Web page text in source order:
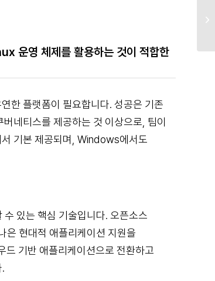
운영 체제를 활용하는 것이 적합한
한 플랫폼이 필요합니다. 성공은 기존
네티스를 제공하는 것 이상으로, 팀이
기본 제공되며, Windows에서도
있는 핵심 기술입니다. 오픈소스
은 현대적 애플리케이션 지원을
드 기반 애플리케이션으로 전환하고